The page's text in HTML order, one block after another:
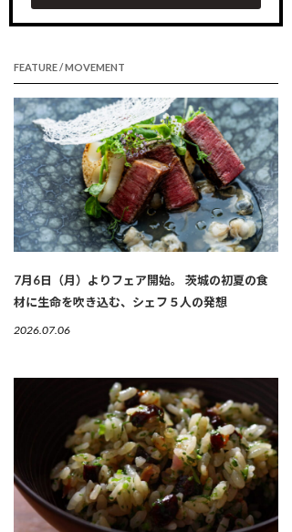
FEATURE / MOVEMENT
7月6日（月）よりフェア開始。 茨城の初夏の食
材に生命を吹き込む、シェフ５人の発想
2026.07.06